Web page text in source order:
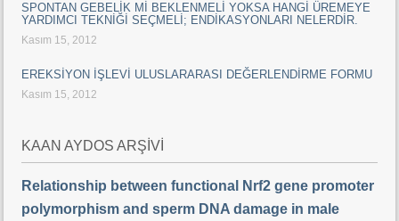
SPONTAN GEBELİK Mİ BEKLENMELİ YOKSA HANGİ ÜREMEYE
YARDIMCI TEKNİĞİ SEÇMELİ; ENDİKASYONLARI NELERDİR.
Kasım 15, 2012
EREKSİYON İŞLEVİ ULUSLARARASI DEĞERLENDİRME FORMU
Kasım 15, 2012
KAAN AYDOS ARŞİVİ
Relationship between functional Nrf2 gene promoter
polymorphism and sperm DNA damage in male